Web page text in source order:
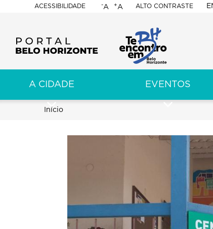
ACESSIBILIDADE
BELO
HORIZONTE
-A +A ALTO CONTRASTE
A CIDADE EVENTOS
Trilha
Início